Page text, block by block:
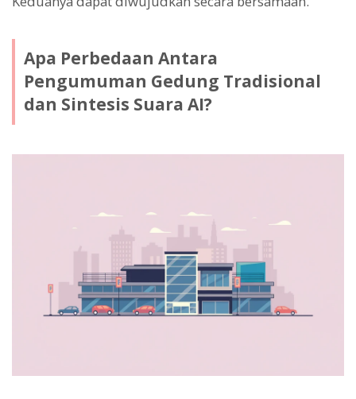
Apa Perbedaan Antara
Pengumuman Gedung Tradisional
dan Sintesis Suara AI?